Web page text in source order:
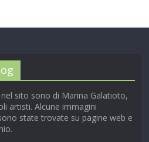
sito sono di Marina Galatioto,
artisti. Alcune immagini
state trovate su pagine web e